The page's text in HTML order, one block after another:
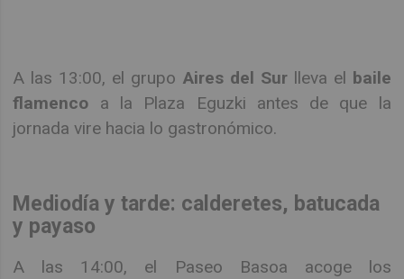
A las 13:00, el grupo Aires del Surlleva el baile
flamenco a la Plaza Eguzki antes de que la
jornada vire hacia lo gastronómico.
Mediodía y tarde: calderetes, batucada
y payaso
A las 14:00, el Paseo Basoa acoge los